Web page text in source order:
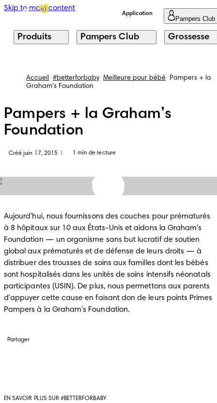
Skip to main content
Application
Pampers Club
Produits Pampers Club Grossesse
Accueil #betterforbaby Meilleure pour bébé
Pampers + la
Graham’s Foundation
Pampers + la Graham’s
Foundation
Créé juin 17, 2015 1 min de lecture
Aujourd'hui, nous fournissons des couches pour prématurés
à 8 hôpitaux sur 10 aux États-Unis et aidons la Graham's
Foundation — un organisme sans but lucratif de soutien
global aux prématurés et de défense de leurs droits — à
distribuer des trousses de soins aux familles dont les bébés
sont hospitalisés dans les unités de soins intensifs néonatals
participantes (USIN). De plus, nous permettons aux parents
d'appuyer cette cause en faisant don de leurs points Primes
Pampers à la Graham's Foundation.
Partager
EN SAVOIR PLUS SUR #BETTERFORBABY